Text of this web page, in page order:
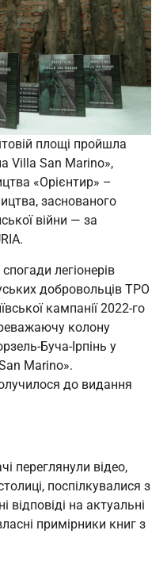
площі пройшла
Villa San Marino»,
«Орієнтир» –
заснованого
війни — за
легіонерів
добровольців ТРО
кампанії 2022-го
колону
Буча-Ірпінь у
Marino».
до видання
переглянули відео,
поспілкувалися з
відповіді на актуальні
примірники книг з